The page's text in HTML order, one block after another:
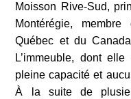
Moisson Rive-Sud,
Montérégie,
Québec et du
L’immeuble, dont
pleine capacité et
À la suite de